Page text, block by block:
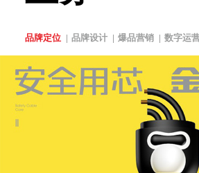
品牌定位 品牌设计 爆品营销 数字运